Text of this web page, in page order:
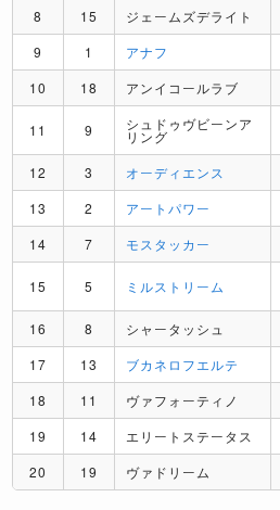
8
15 ジェームズデライト
9
1 アナフ
10
18 アンイコールラブ
11 9 シュドゥヴビーンア
リング
12 3 オーディエンス
13
2 アートパワー
14
7 モスタッカー
15 5 ミルストリーム
16 8 シャータッシュ
17
13 ブカネロフエルテ
18
11 ヴァフォーティノ
19
14 エリートステータス
20
19 ヴァドリーム